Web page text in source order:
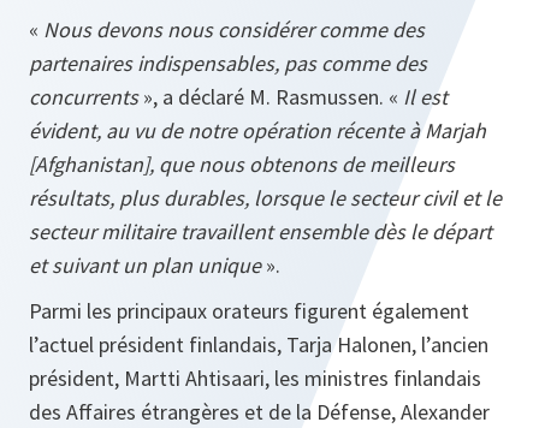
« Nous devons nous considérer comme des
partenaires indispensables, pas comme des
concurrents», a déclaré M. Rasmussen. « Il est
évident, au vu de notre opération récente à Marjah
[Afghanistan], que nous obtenons de meilleurs
résultats, plus durables, lorsque le secteur civil et le
secteur militaire travaillent ensemble dès le départ
et suivant un plan unique».
Parmi les principaux orateurs figurent également
l’actuel président finlandais, Tarja Halonen, l’ancien
président, Martti Ahtisaari, les ministres finlandais
des Affaires étrangères et de la Défense, Alexander